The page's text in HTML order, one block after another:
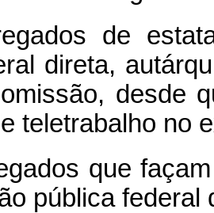
de
direta,
desde
teletrabalho no
que
pública federal